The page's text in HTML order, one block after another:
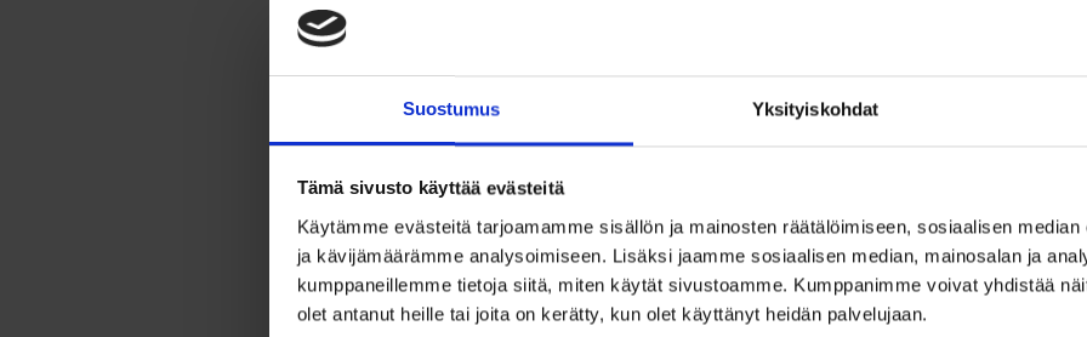
Suostumus Yksityiskohdat
Tämä sivusto käyttää evästeitä
Käytämme evästeitä tarjoamamme sisällön ja mainosten räätälöimiseen, sosiaalisen
ja kävijämäärämme analysoimiseen. Lisäksi jaamme sosiaalisen median, mainosalan ja
kumppaneillemme tietoja siitä, miten käytät sivustoamme. Kumppanimme voivat yhdistää
olet antanut heille tai joita on kerätty, kun olet käyttänyt heidän palvelujaan.